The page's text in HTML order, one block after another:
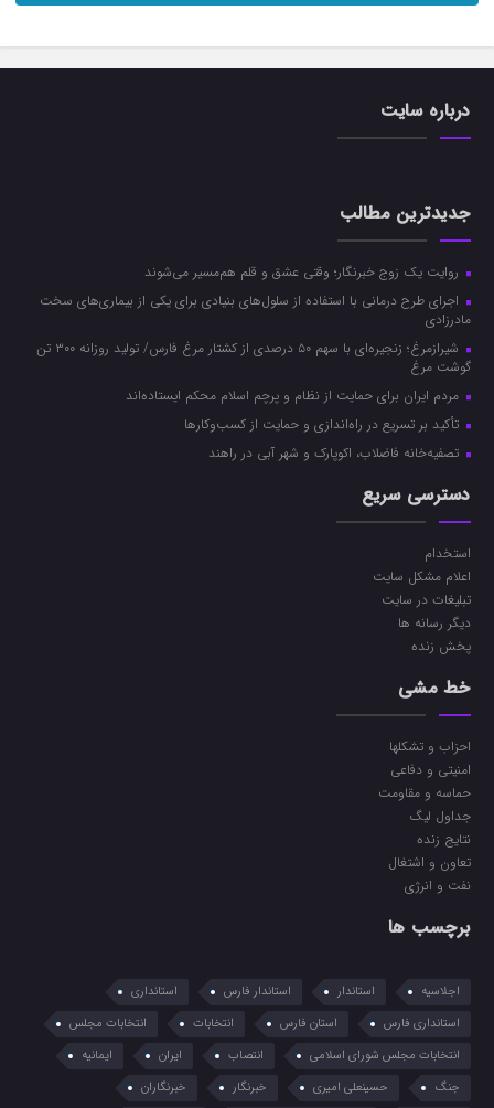
درباره سایت
جدیدترین مطالب
روایت یک زوج خبرنگار؛ وقتی عشق و قلم هم‌مسیر می‌شوند
اجرای طرح درمانی با استفاده از سلول‌های بنیادی برای یکی از بیماری‌های سخت
مادرزادی
شیرازمرغ؛ زنجیره‌ای با سهم ۵۰ درصدی از کشتار مرغ فارس/ تولید روزانه ۳۰۰ تن
گوشت مرغ
مردم ایران برای حمایت از نظام و پرچم اسلام محکم ایستاده‌اند
تأکید بر تسریع در راه‌اندازی و حمایت از کسب‌وکارها
تصفیه‌خانه فاضلاب، اکوپارک و شهر آبی در راهند
دسترسی سریع
استخدام
اعلام مشکل سایت
تبلیغات در سایت
ديگر رسانه ها
پخش زنده
خط مشی
احزاب و تشکلها
امنیتی و دفاعی
حماسه و مقاومت
جداول لیگ
نتایج زنده
تعاون و اشتغال
نفت و انرژی
برچسب ها
اجلاسیه استاندار استاندار فارس
استانداری
استانداری فارس
استان فارس انتخابات
انتخابات مجلس
انتخابات مجلس شورای اسلامی
انتصاب ایران
ایمانیه
جنگ
حسینعلی امیری خبرنگار خبرنگاران